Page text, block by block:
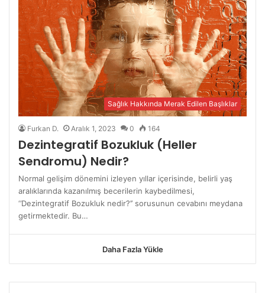
Sağlık Hakkında Merak Edilen Başlıklar
Furkan D. Aralık 1, 2023 0 164
Dezintegratif Bozukluk (Heller
Sendromu) Nedir?
Normal gelişim dönemini izleyen yıllar içerisinde, belirli yaş
aralıklarında kazanılmış becerilerin kaybedilmesi,
‘’Dezintegratif Bozukluk nedir?’’ sorusunun cevabını meydana
getirmektedir. Bu…
Daha Fazla Yükle